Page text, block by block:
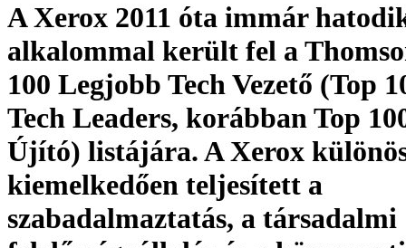
A Xerox 2011 óta immár
alkalommal került fel a
100 Legjobb Tech Vezető (Top
Tech Leaders, korábban Top
Újító) listájára. A Xerox
kiemelkedően teljesített a
szabadalmaztatás, a társadalmi